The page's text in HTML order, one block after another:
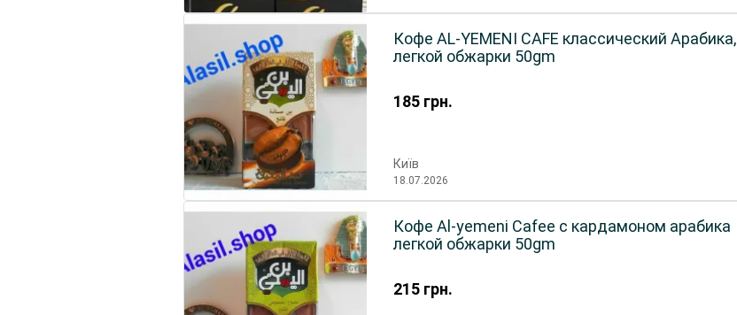
185 грн.
Кофе AL-YEMENI CAFE классический Арабика,
легкой обжарки 50gm
Київ
18.07.2026
215 грн.
Кофе Al-yemeni Cafee с кардамоном арабика
легкой обжарки 50gm